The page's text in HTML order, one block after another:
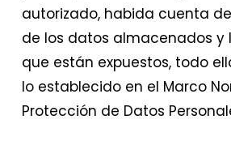
autorizado, habida cuenta
de los datos almacenados y
que están expuestos, todo
lo establecido en el Marco
Protección de Datos